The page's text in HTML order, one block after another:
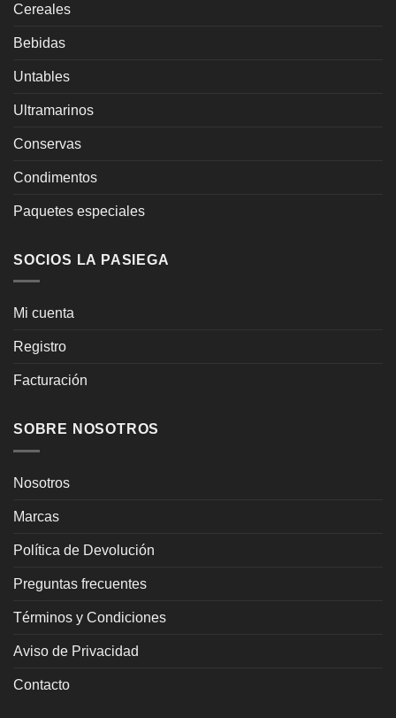
Cereales
Bebidas
Untables
Ultramarinos
Conservas
Condimentos
Paquetes especiales
SOCIOS LA PASIEGA
Mi cuenta
Registro
Facturación
SOBRE NOSOTROS
Nosotros
Marcas
Política de Devolución
Preguntas frecuentes
Términos y Condiciones
Aviso de Privacidad
Contacto